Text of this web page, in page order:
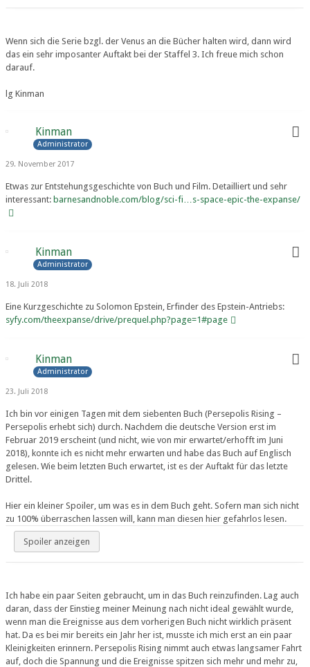
Wenn sich die Serie bzgl. der Venus an die Bücher halten wird, dann wird
das ein sehr imposanter Auftakt bei der Staffel 3. Ich freue mich schon
darauf.
lg Kinman
Kinman
Administrator
29. November 2017
Etwas zur Entstehungsgeschichte von Buch und Film. Detailliert und sehr
interessant: barnesandnoble.com/blog/sci-fi…s-space-epic-the-expanse/
Kinman
Administrator
18. Juli 2018
Eine Kurzgeschichte zu Solomon Epstein, Erfinder des Epstein-Antriebs:
syfy.com/theexpanse/drive/prequel.php?page=1#page
Kinman
Administrator
23. Juli 2018
Ich bin vor einigen Tagen mit dem siebenten Buch (Persepolis Rising –
Persepolis erhebt sich) durch. Nachdem die deutsche Version erst im
Februar 2019 erscheint (und nicht, wie von mir erwartet/erhofft im Juni
2018), konnte ich es nicht mehr erwarten und habe das Buch auf Englisch
gelesen. Wie beim letzten Buch erwartet, ist es der Auftakt für das letzte
Drittel.
Hier ein kleiner Spoiler, um was es in dem Buch geht. Sofern man sich nicht
zu 100% überraschen lassen will, kann man diesen hier gefahrlos lesen.
Spoiler anzeigen
Ich habe ein paar Seiten gebraucht, um in das Buch reinzufinden. Lag auch
daran, dass der Einstieg meiner Meinung nach nicht ideal gewählt wurde,
wenn man die Ereignisse aus dem vorherigen Buch nicht wirklich präsent
hat. Da es bei mir bereits ein Jahr her ist, musste ich mich erst an ein paar
Kleinigkeiten erinnern. Persepolis Rising nimmt auch etwas langsamer Fahrt
auf, doch die Spannung und die Ereignisse spitzen sich mehr und mehr zu,